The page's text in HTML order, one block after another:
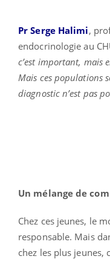
Pr Serge Halimi,
endocrinologie au
c’est important, mais
Mais ces populations
diagnostic n’est pas
Un mélange de
Chez ces jeunes, le
responsable. Mais
chez les plus jeunes,